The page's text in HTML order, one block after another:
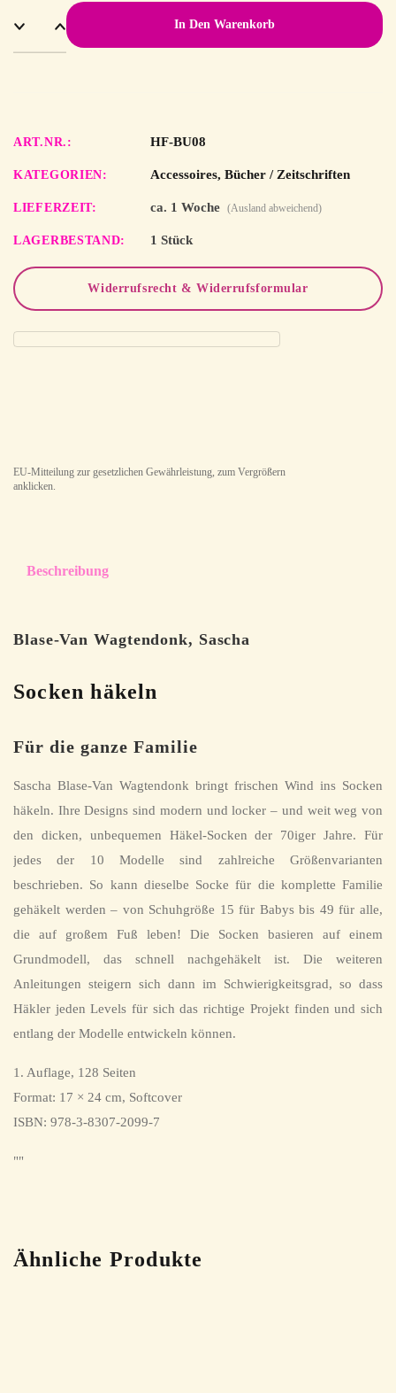
In Den Warenkorb
ART.NR. HF-BU08
KATEGORIEN Accessoires, Bücher / Zeitschriften
LIEFERZEIT ca. 1 Woche (Ausland abweichend)
LAGERBESTAND 1 Stück
Widerrufsrecht & Widerrufsformular
EU-Mitteilung zur gesetzlichen Gewährleistung, zum Vergrößern
anklicken.
Beschreibung
Blase-Van Wagtendonk, Sascha
Socken häkeln
Für die ganze Familie
Sascha Blase-Van Wagtendonk bringt frischen Wind ins Socken
häkeln. Ihre Designs sind modern und locker – und weit weg von
den dicken, unbequemen Häkel-Socken der 70iger Jahre. Für
jedes der 10 Modelle sind zahlreiche Größenvarianten
beschrieben. So kann dieselbe Socke für die komplette Familie
gehäkelt werden – von Schuhgröße 15 für Babys bis 49 für alle,
die auf großem Fuß leben! Die Socken basieren auf einem
Grundmodell, das schnell nachgehäkelt ist. Die weiteren
Anleitungen steigern sich dann im Schwierigkeitsgrad, so dass
Häkler jeden Levels für sich das richtige Projekt finden und sich
entlang der Modelle entwickeln können.
1. Auflage, 128 Seiten
Format: 17 × 24 cm, Softcover
ISBN: 978-3-8307-2099-7
""
Ähnliche Produkte